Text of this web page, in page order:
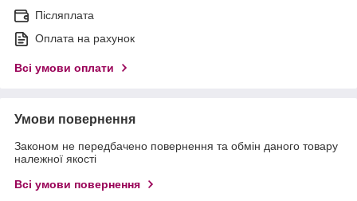
Післяплата
Оплата на рахунок
Всі умови оплати
Умови повернення
Законом не передбачено повернення та обмін даного товару
належної якості
Всі умови повернення